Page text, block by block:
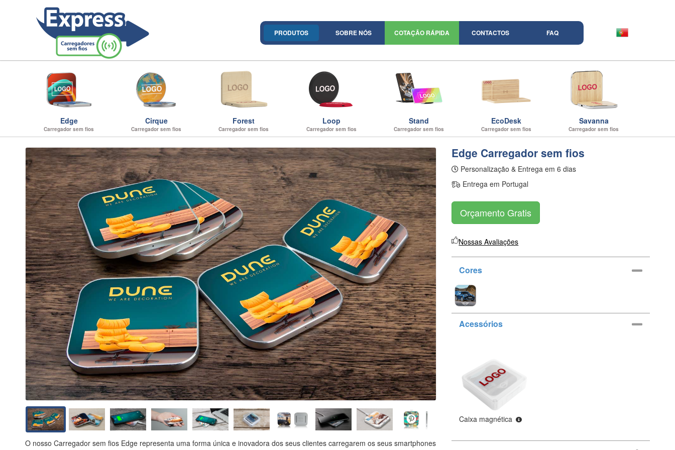
PRODUTOS SOBRE NÓS COTAÇÃO RÁPIDA CONTACTOS FAQ
Edge
Carregador sem fios
Cirque
Carregador sem fios
Forest
Carregador sem fios
Loop
Carregador sem fios
Stand
Carregador sem fios
EcoDesk
Carregador sem fios
Savanna
Carregador sem fios
O nosso Carregador sem fios Edge representa uma forma única e inovadora dos seus clientes carregarem os seus smartphones
Edge Carregador sem fios
Personalização & Entrega em 6 dias
Entrega em Portugal
Orçamento Gratis
Nossas Avaliações
Cores
Acessórios
Caixa magnética